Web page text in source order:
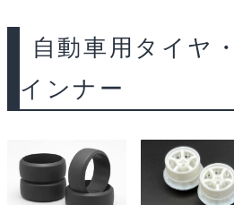
自動車用タイヤ
インナー